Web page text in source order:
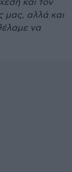
και τον
μας, αλλά και
να